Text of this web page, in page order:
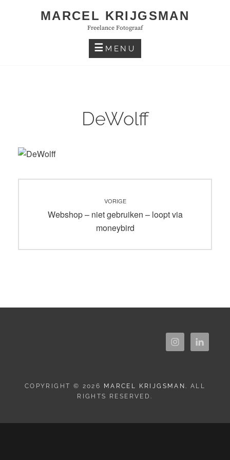
MARCEL KRIJGSMAN
Freelance Fotograaf
MENU
DeWolff
navigatie
VORIGE
Vorig
Webshop – niet gebruiken – loopt via
moneybird
COPYRIGHT © 2026 MARCEL KRIJGSMAN. ALL
RIGHTS RESERVED.